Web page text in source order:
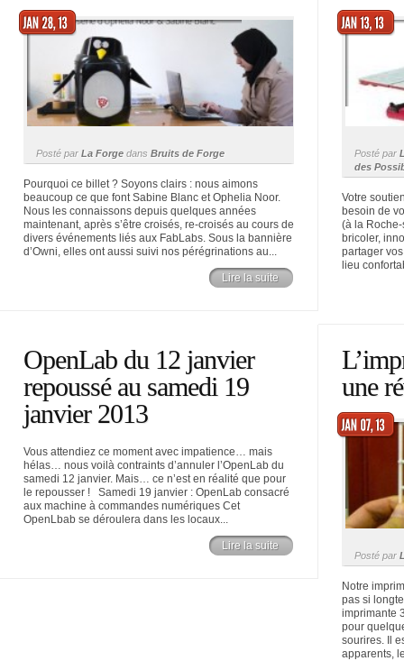
Posté par La Forge dans Bruits de Forge
Pourquoi ce billet ? Soyons clairs : nous aimons
beaucoup ce que font Sabine Blanc et Ophelia Noor.
Nous les connaissons depuis quelques années
maintenant, après s’être croisés, re-croisés au cours de
divers événements liés aux FabLabs. Sous la bannière
d’Owni, elles ont aussi suivi nos pérégrinations au...
Lire la suite
Posté par
des
Votre
besoin de
(à la
bricoler,
partager
lieu
OpenLab du 12 janvier
repoussé au samedi 19
janvier 2013
Vous attendiez ce moment avec impatience… mais
hélas… nous voilà contraints d’annuler l’OpenLab du
samedi 12 janvier. Mais… ce n’est en réalité que pour
le repousser ! Samedi 19 janvier : OpenLab consacré
aux machine à commandes numériques Cet
OpenLbab se déroulera dans les locaux...
Lire la suite
une
Posté par
Notre
pas si
imprimante
pour
sourires. Il
apparents,